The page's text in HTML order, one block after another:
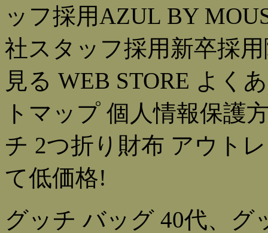
ッフ採用AZUL BY
社スタッフ採用新卒採
見る WEB STORE よく
トマップ 個人情報保護
チ 2つ折り財布 アウト
て低価格!
グッチ バッグ 40代、